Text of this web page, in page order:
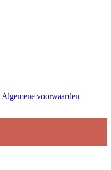
Algemene voorwaarden |